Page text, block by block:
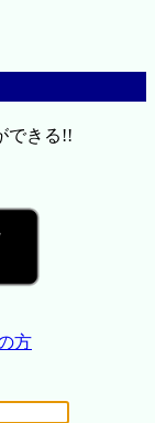
できる!!
方